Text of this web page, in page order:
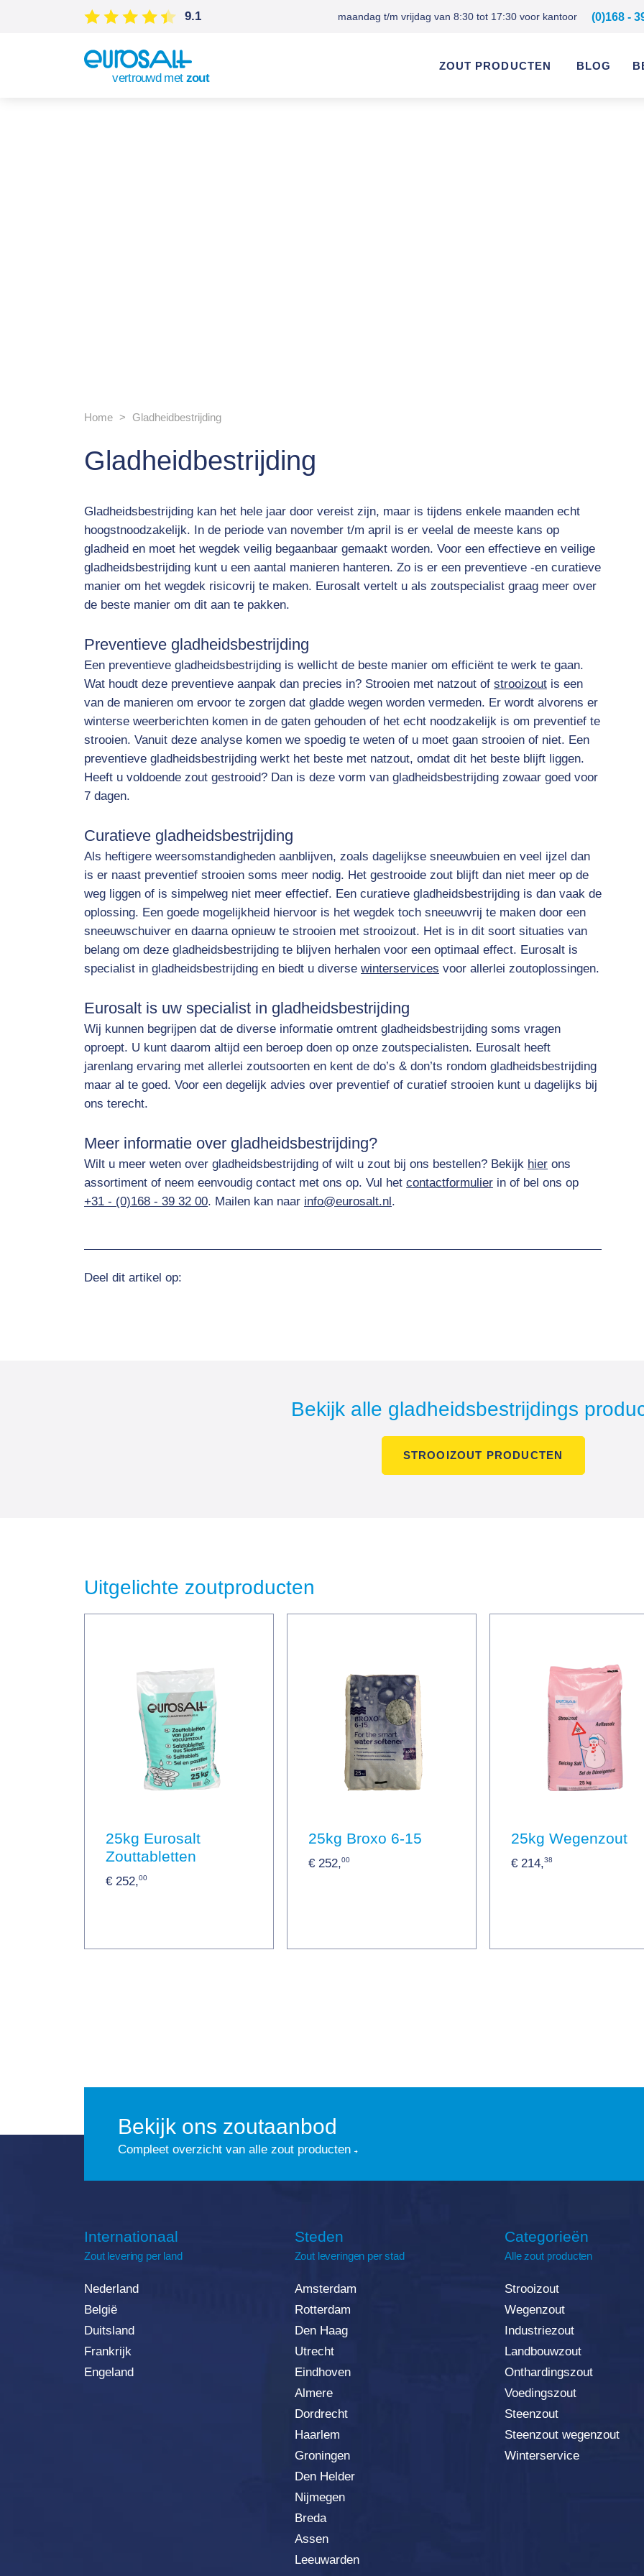
(0)168 -
maandag t/m vrijdag van 8:30 tot 17:30 voor kantoor
9.1
vertrouwd met zout
ZOUT PRODUCTEN BLOG
Home Gladheidbestrijding
Gladheidbestrijding
Gladheidsbestrijding kan het hele jaar door vereist zijn, maar is tijdens enkele maanden echt
hoogstnoodzakelijk. In de periode van november t/m april is er veelal de meeste kans op
gladheid en moet het wegdek veilig begaanbaar gemaakt worden. Voor een effectieve en veilige
gladheidsbestrijding kunt u een aantal manieren hanteren. Zo is er een preventieve -en curatieve
manier om het wegdek risicovrij te maken. Eurosalt vertelt u als zoutspecialist graag meer over
de beste manier om dit aan te pakken.
Preventieve gladheidsbestrijding
Een preventieve gladheidsbestrijding is wellicht de beste manier om efficiënt te werk te gaan.
Wat houdt deze preventieve aanpak dan precies in? Strooien met natzout of strooizout is een
van de manieren om ervoor te zorgen dat gladde wegen worden vermeden. Er wordt alvorens er
winterse weerberichten komen in de gaten gehouden of het echt noodzakelijk is om preventief te
strooien. Vanuit deze analyse komen we spoedig te weten of u moet gaan strooien of niet. Een
preventieve gladheidsbestrijding werkt het beste met natzout, omdat dit het beste blijft liggen.
Heeft u voldoende zout gestrooid? Dan is deze vorm van gladheidsbestrijding zowaar goed voor
7 dagen.
Curatieve gladheidsbestrijding
Als heftigere weersomstandigheden aanblijven, zoals dagelijkse sneeuwbuien en veel ijzel dan
is er naast preventief strooien soms meer nodig. Het gestrooide zout blijft dan niet meer op de
weg liggen of is simpelweg niet meer effectief. Een curatieve gladheidsbestrijding is dan vaak de
oplossing. Een goede mogelijkheid hiervoor is het wegdek toch sneeuwvrij te maken door een
sneeuwschuiver en daarna opnieuw te strooien met strooizout. Het is in dit soort situaties van
belang om deze gladheidsbestrijding te blijven herhalen voor een optimaal effect. Eurosalt is
specialist in gladheidsbestrijding en biedt u diverse winterservices voor allerlei zoutoplossingen.
Eurosalt is uw specialist in gladheidsbestrijding
Wij kunnen begrijpen dat de diverse informatie omtrent gladheidsbestrijding soms vragen
oproept. U kunt daarom altijd een beroep doen op onze zoutspecialisten. Eurosalt heeft
jarenlang ervaring met allerlei zoutsoorten en kent de do’s & don’ts rondom gladheidsbestrijding
maar al te goed. Voor een degelijk advies over preventief of curatief strooien kunt u dagelijks bij
ons terecht.
Meer informatie over gladheidsbestrijding?
Wilt u meer weten over gladheidsbestrijding of wilt u zout bij ons bestellen? Bekijk hier ons
assortiment of neem eenvoudig contact met ons op. Vul het contactformulier in of bel ons op
+31 - (0)168 - 39 32 00. Mailen kan naar info@eurosalt.nl .
Deel dit artikel op:
Bekijk alle gladheidsbestrijdings
STROOIZOUT PRODUCTEN
Uitgelichte zoutproducten
25kg Eurosalt
Zouttabletten
€ 252,00
25kg Broxo 6-15
€ 252,00
25kg Wegenzout
€ 214,38
Bekijk ons zoutaanbod
Compleet overzicht van alle zout producten
Internationaal
Zout levering per land
Nederland
België
Duitsland
Frankrijk
Engeland
Steden
Zout leveringen per stad
Amsterdam
Rotterdam
Den Haag
Utrecht
Eindhoven
Almere
Dordrecht
Haarlem
Groningen
Den Helder
Nijmegen
Breda
Assen
Leeuwarden
Categorieën
Alle zout producten
Strooizout
Wegenzout
Industriezout
Landbouwzout
Onthardingszout
Voedingszout
Steenzout
Steenzout wegenzout
Winterservice